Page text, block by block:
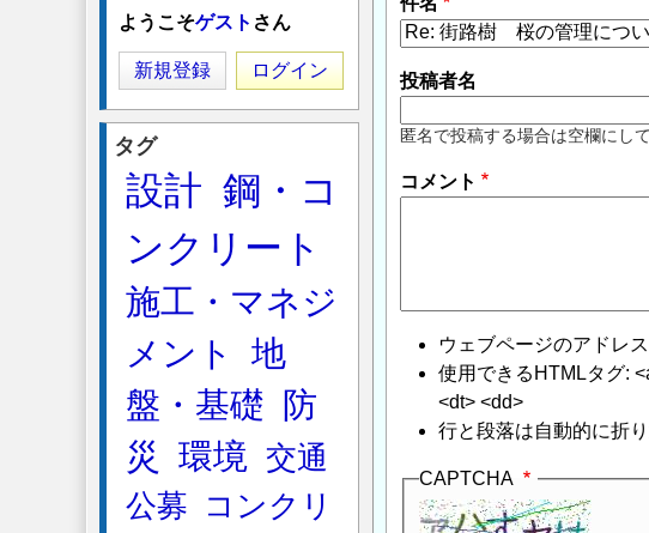
投稿者名
匿名で投稿する場合は空欄にし
コメント
ウェブページのアドレ
使用できるHTMLタグ:
<dt> <dd>
行と段落は自動的に折り
CAPTCHA
ようこそゲスト さん
新規登録 ログイン
タグ
設計 鋼・コ
ンクリート
施工・マネジ
メント
地
盤・基礎
防
災
環境 交通
公募
コンクリ